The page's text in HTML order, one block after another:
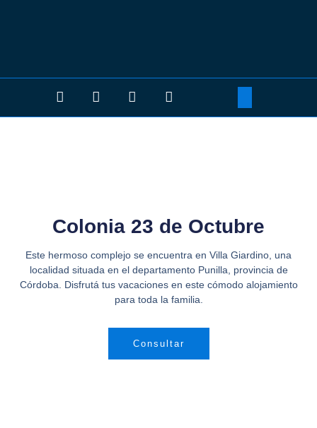
Colonia 23 de Octubre
Este hermoso complejo se encuentra en Villa Giardino, una
localidad situada en el departamento Punilla, provincia de
Córdoba. Disfrutá tus vacaciones en este cómodo alojamiento
para toda la familia.
Consultar